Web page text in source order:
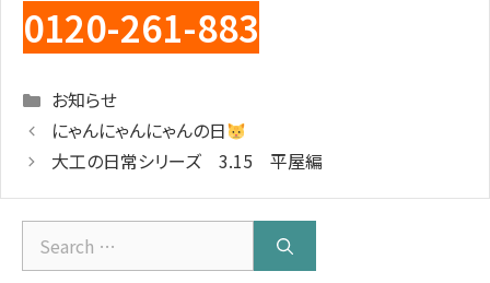
0120-261-883
Categories
お知らせ
にゃんにゃんにゃんの日
大工の日常シリーズ 3.15 平屋編
Search
for: